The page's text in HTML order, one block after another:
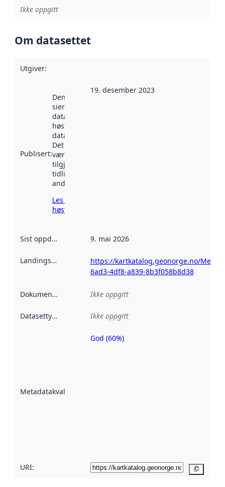
Ikke oppgitt
Om datasettet
Utgiver:
Publisert:
Denne datoen
sier når
datasettet ble
høstet av
data.norge.no.
Det kan ha
vært
tilgjengelig
tidligere
andre steder.
Les mer om
høsting her
19. desember 2023
Sist oppdatert 9. mai 2026
Landingsside
https://kartkatalog.geonorge.no/
6ad3-4df8-a839-8b3f058b8d38
Dokumentasjon Ikke oppgitt
Datasettype Ikke oppgitt
Metadatakvalitet
Metadatakvalitet
God (60%)
URI: